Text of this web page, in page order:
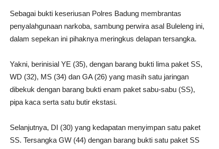
Sebagai bukti keseriusan Polres Badung membrantas
penyalahgunaan narkoba, sambung perwira asal Buleleng ini,
dalam sepekan ini pihaknya meringkus delapan tersangka.
Yakni, berinisial YE (35), dengan barang bukti lima paket SS,
WD (32), MS (34) dan GA (26) yang masih satu jaringan
dibekuk dengan barang bukti enam paket sabu-sabu (SS),
pipa kaca serta satu butir ekstasi.
Selanjutnya, DI (30) yang kedapatan menyimpan satu paket
SS. Tersangka GW (44) dengan barang bukti satu paket SS